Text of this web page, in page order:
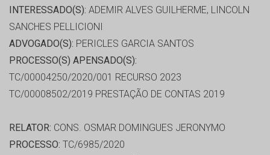
INTERESSADO(S): ADEMIR ALVES GUILHERME, LINCOLN
SANCHES PELLICIONI
ADVOGADO(S): PERICLES GARCIA SANTOS
PROCESSO(S) APENSADO(S):
TC/00004250/2020/001 RECURSO 2023
TC/00008502/2019 PRESTAÇÃO DE CONTAS 2019
RELATOR: CONS. OSMAR DOMINGUES JERONYMO
PROCESSO: TC/6985/2020